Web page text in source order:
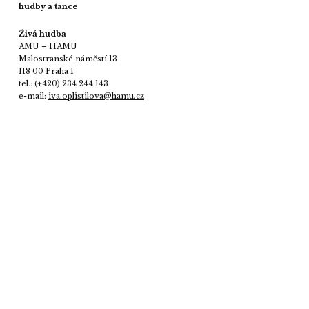
hudby a tance
Živá hudba
AMU – HAMU
Malostranské náměstí 13
118 00 Praha 1
tel.: (+420) 234 244 143
e-mail: iva.oplistilova@hamu.cz